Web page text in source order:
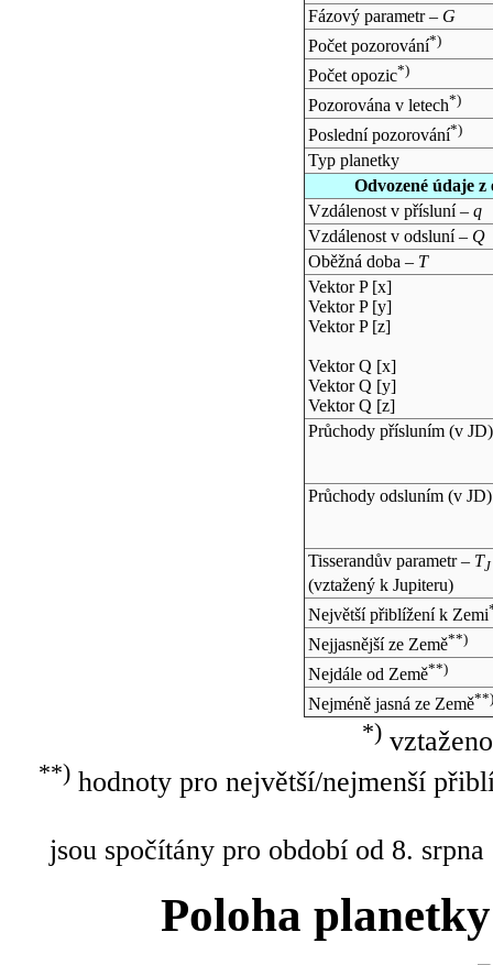
Fázový parametr – G
Počet pozorování*)
Počet opozic*)
Pozorována v letech*)
Poslední pozorování*)
Typ planetky
Odvozené údaje
Vzdálenost v přísluní – q
Vzdálenost v odsluní – Q
Oběžná doba – T
Vektor P [x]
Vektor P [y]
Vektor P [z]
Vektor Q [x]
Vektor Q [y]
Vektor Q [z]
Průchody přísluním (v JD)
Průchody odsluním (v JD)
Tisserandův parametr – TJ
(vztažený k Jupiteru)
Největší přiblížení k Zemi
Nejjasnější ze Země**)
Nejdále od Země**)
Nejméně jasná ze Země**)
*)
**)hodnoty pro největší/nejmenší
jsou spočítány pro období od 8.
Poloha